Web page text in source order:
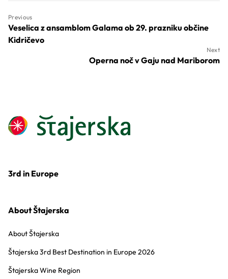
Previous
Veselica z ansamblom Galama ob 29. prazniku občine
Kidričevo
Next
Operna noč v Gaju nad Mariborom
3rd in Europe
About Štajerska
About Štajerska
Štajerska 3rd Best Destination in Europe 2026
Štajerska Wine Region